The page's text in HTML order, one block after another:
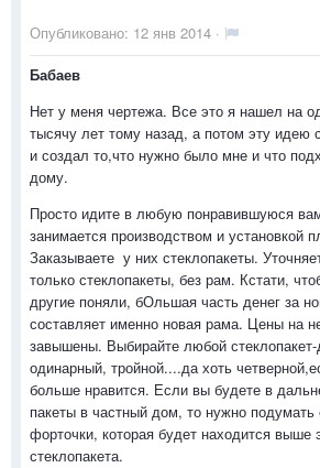
Опубликовано: 12 янв 2014 ·
Бабаев
Нет у меня чертежа. Все это я нашел на
тысячу лет тому назад, а потом эту идею
и создал то,что нужно было мне и что
дому.
Просто идите в любую понравившуюся
занимается производством и установкой
Заказываете у них стеклопакеты.
только стеклопакеты, без рам. Кстати,
другие поняли, бОльшая часть денег за
составляет именно новая рама. Цены на
завышены. Выбирайте любой стеклопакет-
одинарный, тройной....да хоть
больше нравится. Если вы будете в
пакеты в частный дом, то нужно подумать
форточки, которая будет находится выше
стеклопакета.